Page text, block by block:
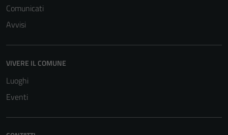
Comunicati
Avvisi
VIVERE IL COMUNE
Luoghi
Eventi
Tecnici
possono